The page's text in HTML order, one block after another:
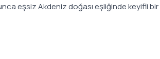
eşsiz Akdeniz doğası eşliğinde keyifli bir